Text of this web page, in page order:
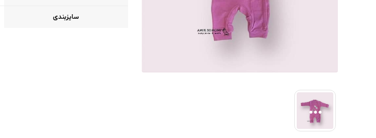
دستگاه بخور سرد کودک
سایزبندی